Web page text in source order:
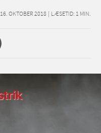
16. OKTOBER 2018 | LÆSETID: 1 MIN.